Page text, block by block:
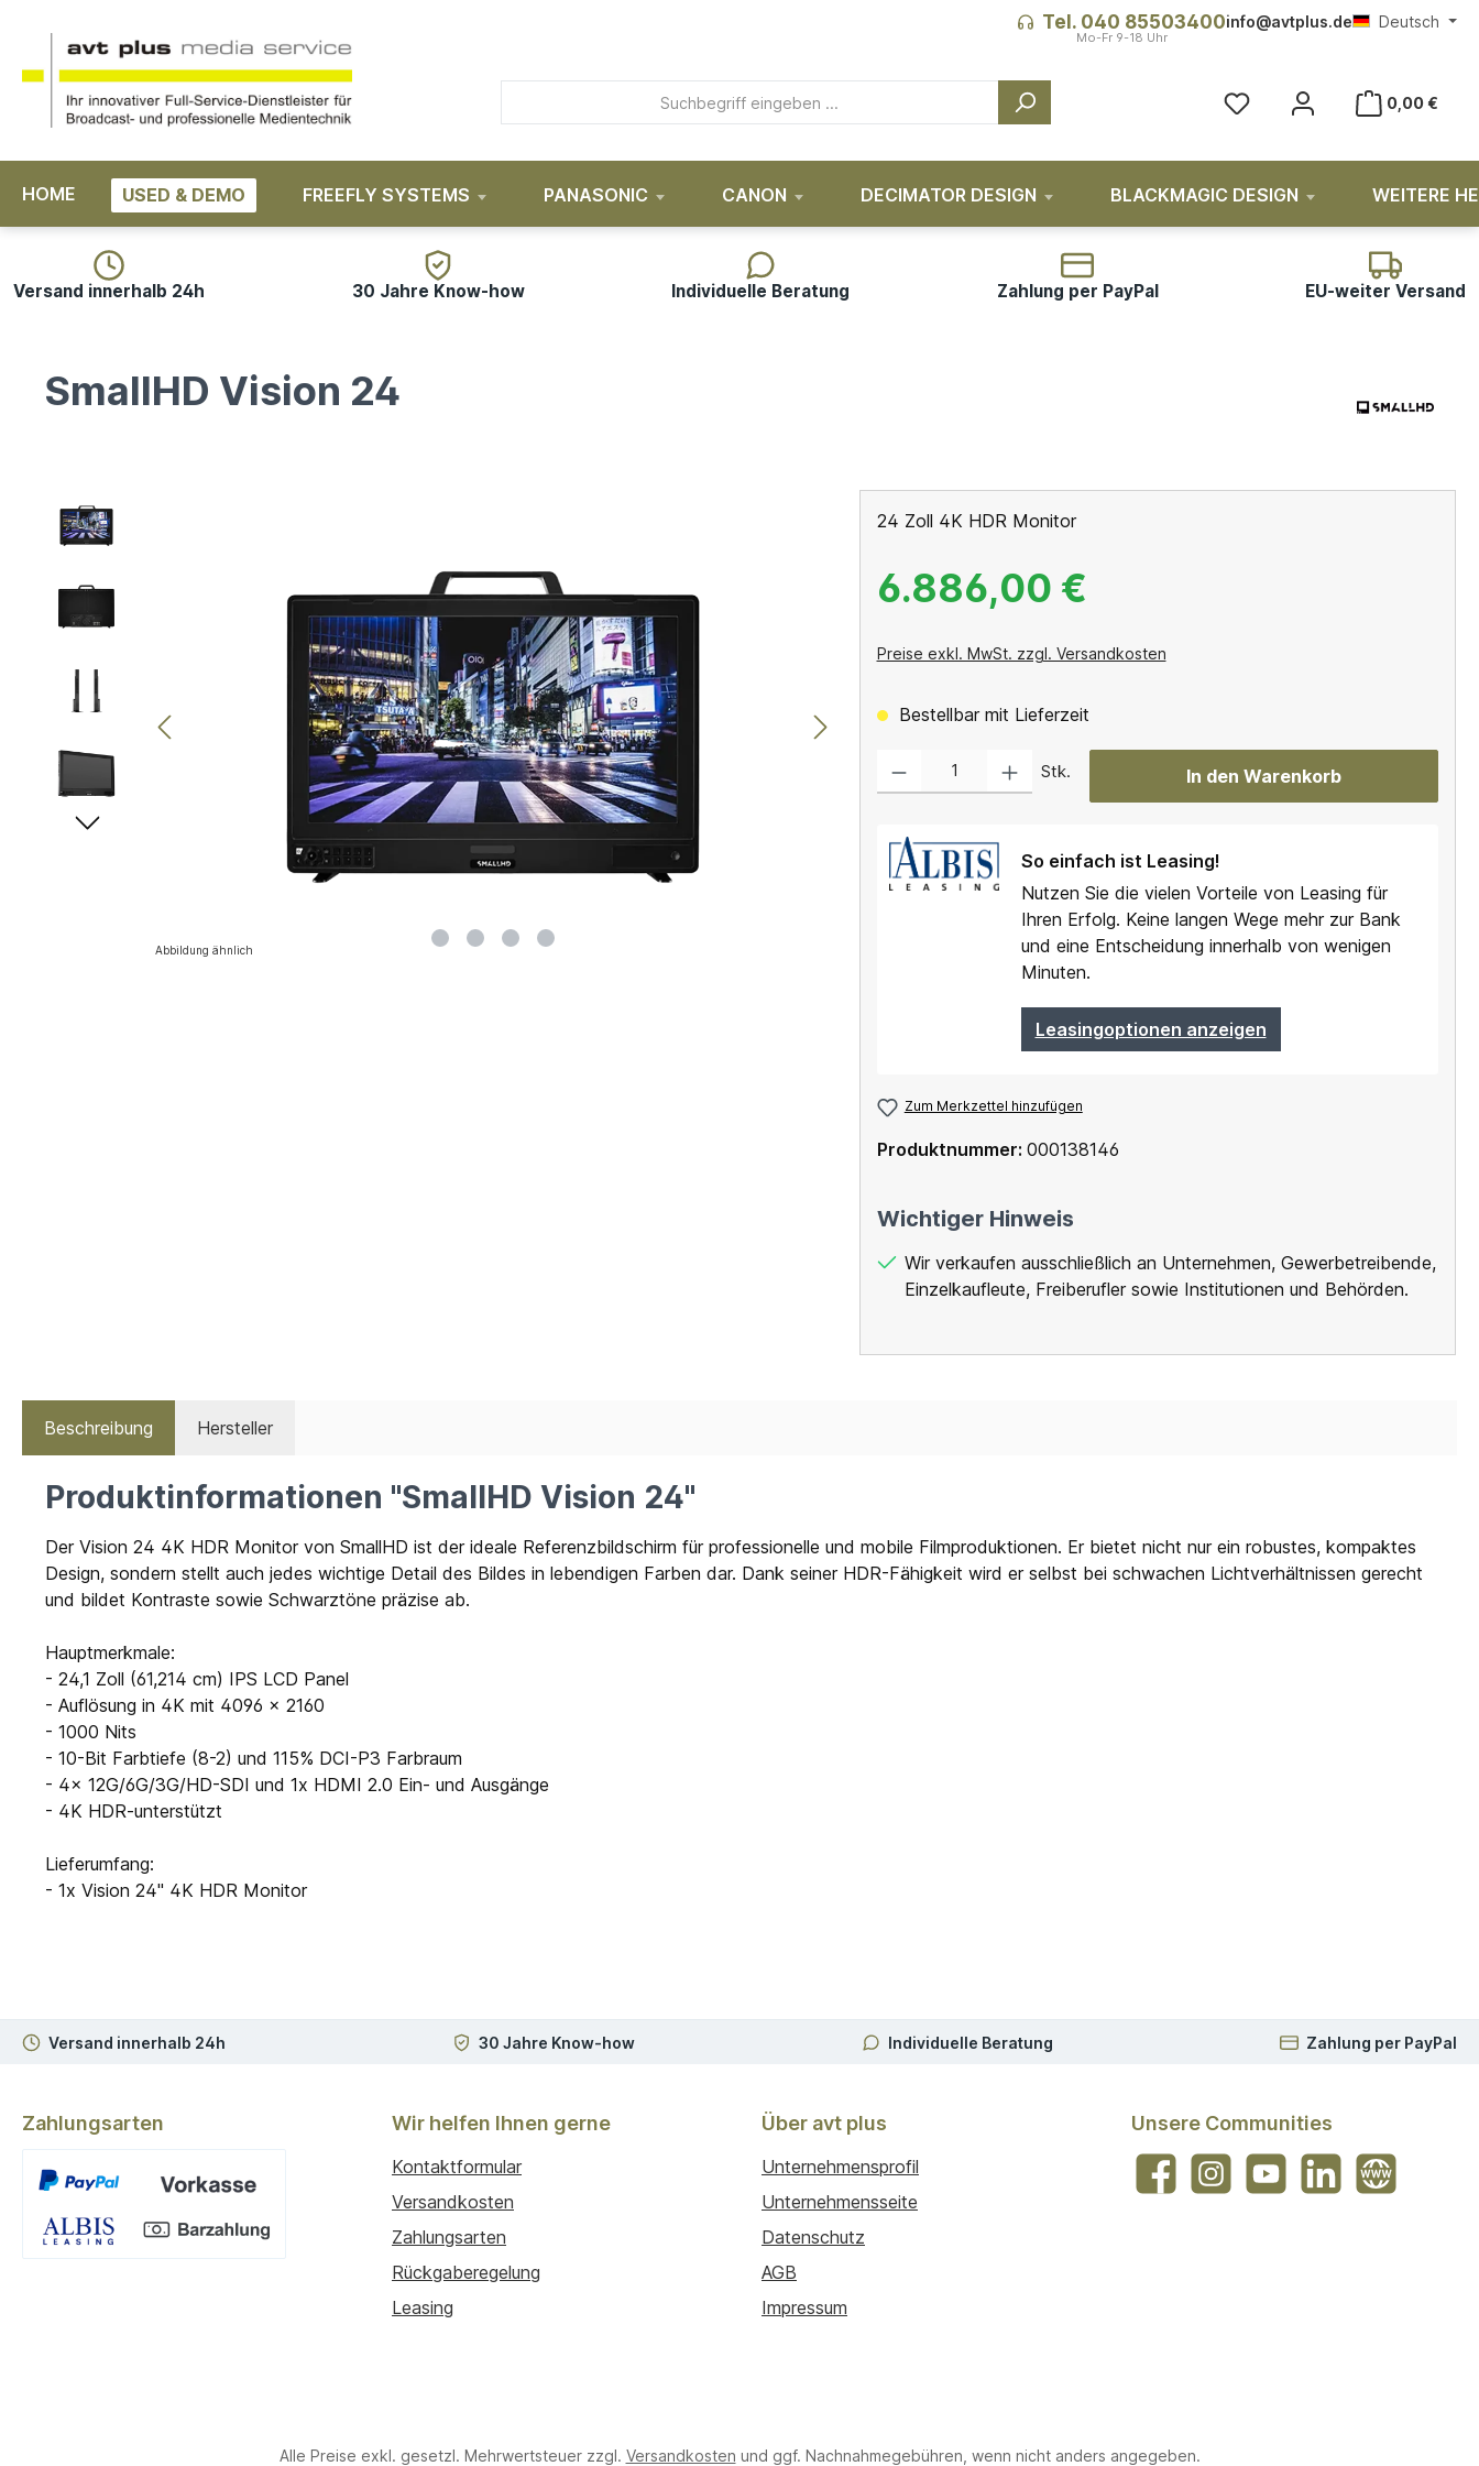
Deutsch
Tel. 040 85503400info@avtplus.de
0,00 €
HOME USED & DEMO FREEFLY SYSTEMS PANASONIC CANON DECIMATOR DESIGN BLACKMAGIC DESIGN WEITERE
Versand innerhalb 24h 30 Jahre Know-how Individuelle Beratung Zahlung per PayPal EU-weiter Versand
SmallHD Vision 24
Bildergalerie überspringen
Abbildung ähnlich
24 Zoll 4K HDR Monitor
6.886,00 €
Preise exkl. MwSt. zzgl. Versandkosten
Bestellbar mit Lieferzeit
Stk. In den Warenkorb
So einfach ist Leasing!
Nutzen Sie die vielen Vorteile von Leasing für
Ihren Erfolg. Keine langen Wege mehr zur Bank
und eine Entscheidung innerhalb von wenigen
Minuten.
Leasingoptionen anzeigen
Zum Merkzettel hinzufügen
Produktnummer: 000138146
Wichtiger Hinweis
Wir verkaufen ausschließlich an Unternehmen, Gewerbetreibende,
Einzelkaufleute, Freiberufler sowie Institutionen und Behörden.
Beschreibung Hersteller
Produktinformationen "SmallHD Vision 24"
Der Vision 24 4K HDR Monitor von SmallHD ist der ideale Referenzbildschirm für professionelle und mobile Filmproduktionen. Er bietet nicht nur ein robustes, kompaktes
Design, sondern stellt auch jedes wichtige Detail des Bildes in lebendigen Farben dar. Dank seiner HDR-Fähigkeit wird er selbst bei schwachen Lichtverhältnissen gerecht
und bildet Kontraste sowie Schwarztöne präzise ab.
Hauptmerkmale:
- 24,1 Zoll (61,214 cm) IPS LCD Panel
- Auflösung in 4K mit 4096 x 2160
- 1000 Nits
- 10-Bit Farbtiefe (8-2) und 115% DCI-P3 Farbraum
- 4x 12G/6G/3G/HD-SDI und 1x HDMI 2.0 Ein- und Ausgänge
- 4K HDR-unterstützt
Lieferumfang:
- 1x Vision 24" 4K HDR Monitor
Versand innerhalb 24h 30 Jahre Know-how Individuelle Beratung Zahlung per PayPal
Zahlungsarten Wir helfen Ihnen gerne
Kontaktformular
Versandkosten
Zahlungsarten
Rückgaberegelung
Leasing
Über avt plus
Unternehmensprofil
Unternehmensseite
Datenschutz
AGB
Impressum
Unsere Communities
FacebookInstagramYouTubeLinkedInWebsite
Alle Preise exkl. gesetzl. Mehrwertsteuer zzgl. Versandkosten und ggf. Nachnahmegebühren, wenn nicht anders angegeben.